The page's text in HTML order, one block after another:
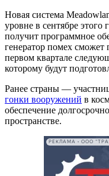
Новая система
уровне в сентябре этого
получит программное
генератор помех сможет
первом квартале
которому будут
Ранее страны —
гонки вооружений в
обеспечение
пространстве.